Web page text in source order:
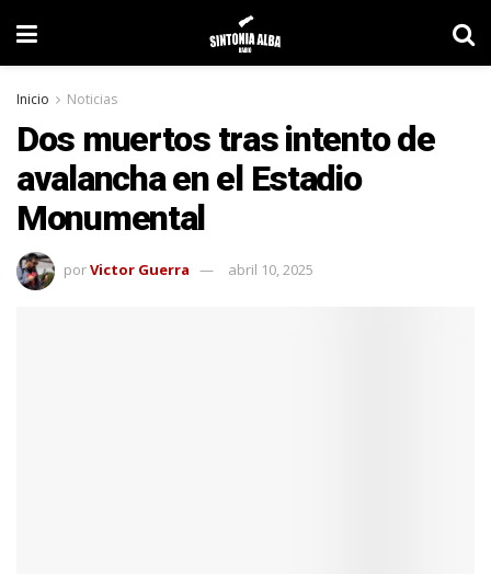
Inicio Noticias
Dos muertos tras intento de
avalancha en el Estadio
Monumental
porVictor Guerra abril 10, 2025